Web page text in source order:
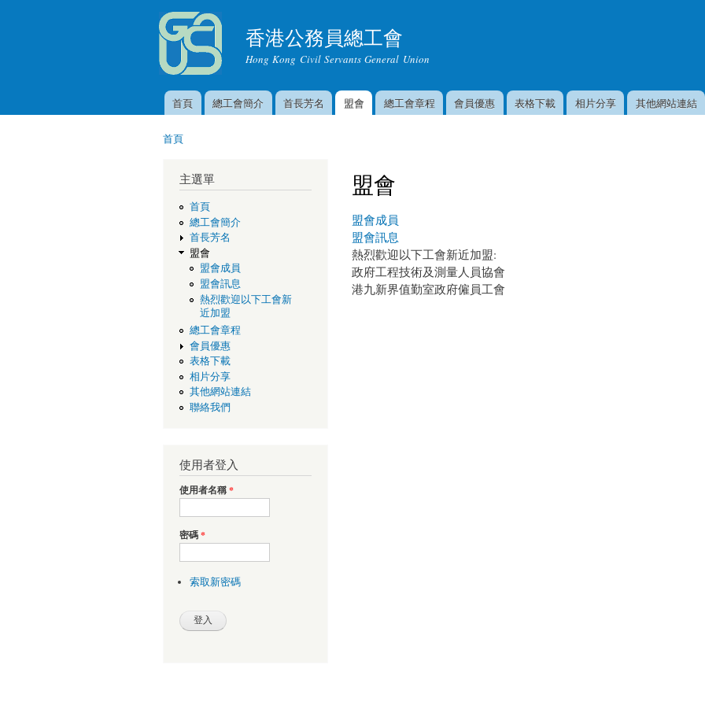
香港公務員總工會
Hong Kong Civil Servants General Union
主選單
首頁 總工會簡介 首長芳名 盟會 總工會章程 會員優惠 表格下載 相片分享 其他網站連結
首頁
主選單
首頁
總工會簡介
首長芳名
盟會
盟會成員
盟會訊息
熱烈歡迎以下工會新
近加盟
總工會章程
會員優惠
表格下載
相片分享
其他網站連結
聯絡我們
使用者登入
使用者名稱*
密碼*
索取新密碼
盟會
盟會成員
盟會訊息
熱烈歡迎以下工會新近加盟:
政府工程技術及測量人員協會
港九新界值勤室政府僱員工會